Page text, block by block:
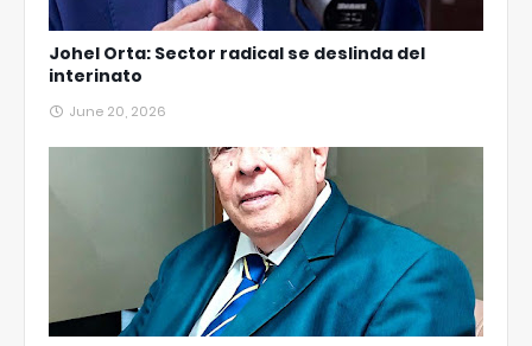
Johel Orta: Sector radical se deslinda del
interinato
June 20, 2026